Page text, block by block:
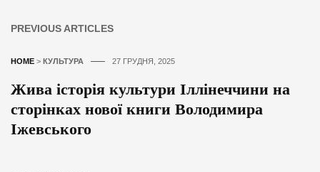
PREVIOUS ARTICLES
HOME > КУЛЬТУРА 27 ГРУДНЯ, 2025
Жива історія культури Іллінеччини на
сторінках нової книги Володимира
Іжевського